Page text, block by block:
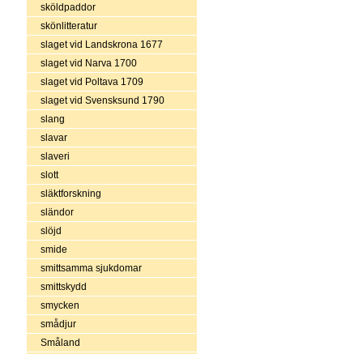
sköldpaddor
skönlitteratur
slaget vid Landskrona 1677
slaget vid Narva 1700
slaget vid Poltava 1709
slaget vid Svensksund 1790
slang
slavar
slaveri
slott
släktforskning
sländor
slöjd
smide
smittsamma sjukdomar
smittskydd
smycken
smådjur
Småland